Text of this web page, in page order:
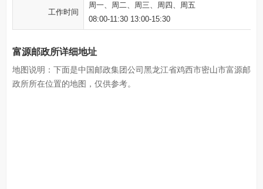
工作时间
周一、周二、周三、周四、周五
08:00-11:30 13:00-15:30
富源邮政所详细地址
地图说明：下面是中国邮政集团公司黑龙江省鸡西市密山市富源邮
政所所在位置的地图，仅供参考。